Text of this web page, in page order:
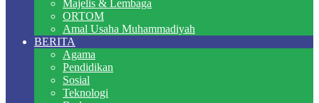
Majelis & Lembaga
ORTOM
Amal Usaha Muhammadiyah
BERITA
Agama
Pendidikan
Sosial
Teknologi